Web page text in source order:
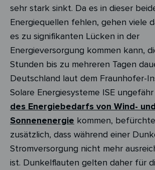
sehr stark sinkt. Da es in dieser
Energiequellen fehlen, gehen viele
es zu signifikanten Lücken in der
Energieversorgung kommen kann,
Stunden bis zu mehreren Tagen
Deutschland laut dem Fraunhofer-
Solare Energiesysteme ISE ungefähr
des Energiebedarfs von Wind- und
Sonnenenergie kommen,
zusätzlich, dass während einer
Stromversorgung nicht mehr
ist. Dunkelflauten gelten daher für